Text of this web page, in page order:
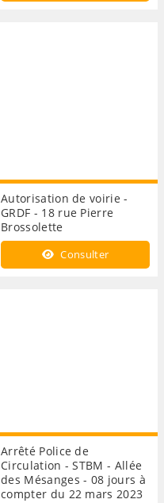
Autorisation de voirie -
GRDF - 18 rue Pierre
Brossolette
Consulter
Arrêté Police de
Circulation - STBM - Allée
des Mésanges - 08 jours à
compter du 22 mars 2023